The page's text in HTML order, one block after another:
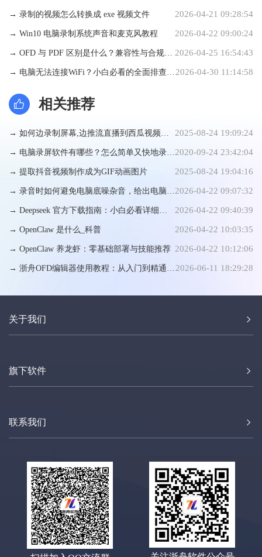
用场景详解
→ 录制的视频怎么转换成 exe 视频文件 2026-04-21 09:28:54
→ Win10 电脑录制系统声音和麦克风教程 2026-04-22 09:00:24
→ OFD 与 PDF 区别是什么？兼容性与合规性
全面对比
2026-04-25 16:54:43
→ 电脑无法连接WiFi？小白必看的全面排查与 2026-04-30 11:14:58
相关推荐
→ 如何边录制屏幕,边推流直播到西瓜视频等
直播平台上
2025-08-24 19:09:24
→ 电脑录屏软件有哪些？怎么简单又快地录制
视频？
2020-09-24 23:42:04
→ 提取抖音视频制作成为GIF动画图片 2025-08-24 19:04:16
→ 录音时如何避免电脑底噪杂音，给出电脑上
手动设置方式
2026-04-22 09:07:32
→ Deepseek 官方下载指南：小白必看详细步
骤
2026-04-22 09:40:39
→ OpenClaw 是什么_科普 2026-04-22 10:03:35
→ OpenClaw 养龙虾：零基础部署与技能推荐 2026-04-22 10:12:06
→ 浙舟OFD编辑器使用教程：从入门到精通的 2026-06-11 18:29:28
关于我们
旗下软件
联系我们